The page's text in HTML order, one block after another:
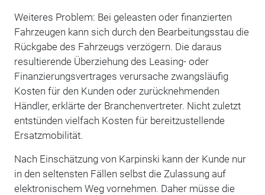
Weiteres Problem: Bei geleasten oder finanzierten
Fahrzeugen kann sich durch den Bearbeitungsstau die
Rückgabe des Fahrzeugs verzögern. Die daraus
resultierende Überziehung des Leasing- oder
Finanzierungsvertrages verursache zwangsläufig
Kosten für den Kunden oder zurücknehmenden
Händler, erklärte der Branchenvertreter. Nicht zuletzt
entstünden vielfach Kosten für bereitzustellende
Ersatzmobilität.
Nach Einschätzung von Karpinski kann der Kunde nur
in den seltensten Fällen selbst die Zulassung auf
elektronischem Weg vornehmen. Daher müsse die